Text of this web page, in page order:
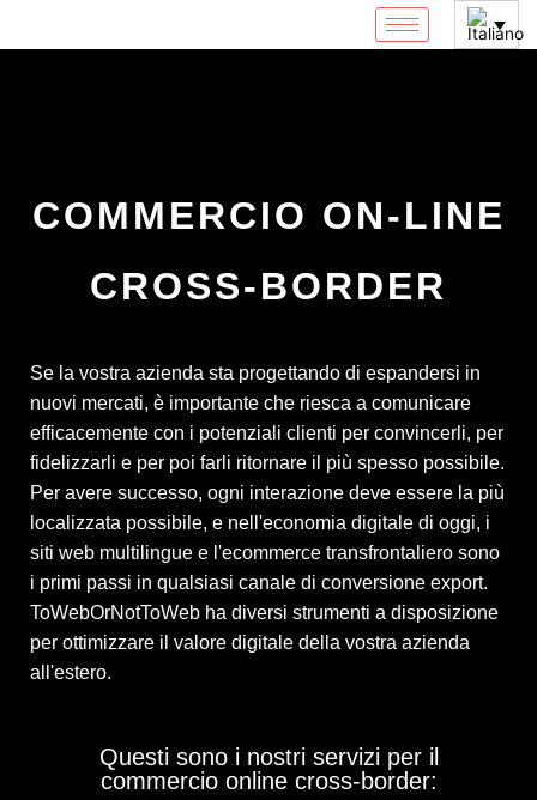
COMMERCIO ON-LINE
CROSS-BORDER
Se la vostra azienda sta progettando di espandersi in
nuovi mercati, è importante che riesca a comunicare
efficacemente con i potenziali clienti per convincerli, per
fidelizzarli e per poi farli ritornare il più spesso possibile.
Per avere successo, ogni interazione deve essere la più
localizzata possibile, e nell'economia digitale di oggi, i
siti web multilingue e l'ecommerce transfrontaliero sono
i primi passi in qualsiasi canale di conversione export.
ToWebOrNotToWeb ha diversi strumenti a disposizione
per ottimizzare il valore digitale della vostra azienda
all'estero.
Questi sono i nostri servizi per il
commercio online cross-border: